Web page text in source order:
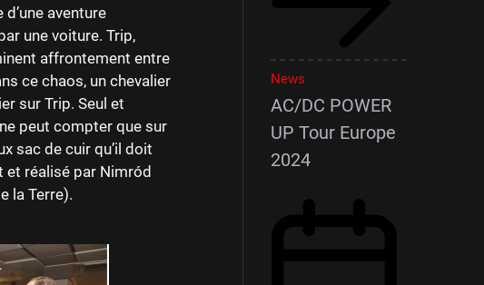
aventure
une voiture. Trip,
affrontement entre
ce chaos, un chevalier
sur Trip. Seul et
peut compter que sur
sac de cuir qu’il doit
et réalisé par Nimród
la Terre).
News
AC/DC POWER
UP Tour Europe
2024